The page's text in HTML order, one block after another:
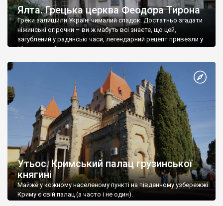
Ялта. Грецька церква Феодора Тирона
Греки залишили Україні чималий спадок. Достатньо згадати
ніжинські огірочки – ви ж мабуть всі знаєте, що цей,
загублений у радянські часи, легендарний рецепт привезли у
Ніжин греки?
Утьос. Кримський палац грузинської
княгині
Майже у кожному населеному пункті на південному узбережжі
Криму є свій палац (а часто і не один).